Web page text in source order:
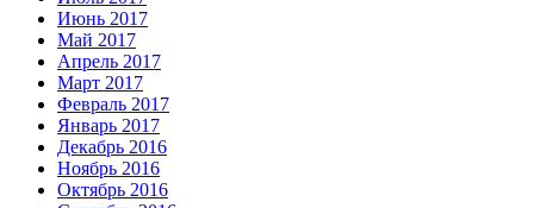
Июнь 2017
Май 2017
Апрель 2017
Март 2017
Февраль 2017
Январь 2017
Декабрь 2016
Ноябрь 2016
Октябрь 2016